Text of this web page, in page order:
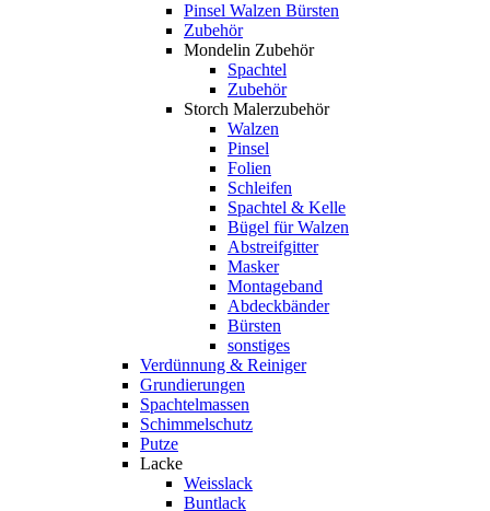
Pinsel Walzen Bürsten
Zubehör
Mondelin Zubehör
Spachtel
Zubehör
Storch Malerzubehör
Walzen
Pinsel
Folien
Schleifen
Spachtel & Kelle
Bügel für Walzen
Abstreifgitter
Masker
Montageband
Abdeckbänder
Bürsten
sonstiges
Verdünnung & Reiniger
Grundierungen
Spachtelmassen
Schimmelschutz
Putze
Lacke
Weisslack
Buntlack